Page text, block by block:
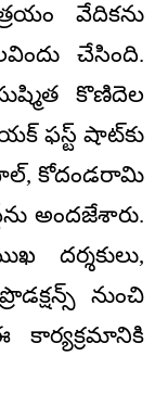
వేదికను
చేసింది.
కొణిదెల
ఫస్ట్ షాట్‌కు
కోదండరామి
అందజేశారు.
దర్శకులు,
నుంచి